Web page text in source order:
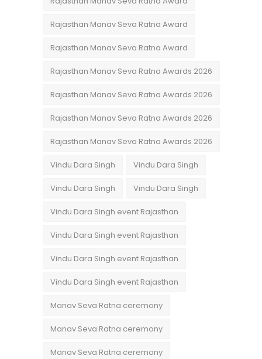
Rajasthan Manav Seva Ratna Award
Rajasthan Manav Seva Ratna Award
Rajasthan Manav Seva Ratna Awards 2026
Rajasthan Manav Seva Ratna Awards 2026
Rajasthan Manav Seva Ratna Awards 2026
Rajasthan Manav Seva Ratna Awards 2026
Vindu Dara Singh Vindu Dara Singh
Vindu Dara Singh Vindu Dara Singh
Vindu Dara Singh event Rajasthan
Vindu Dara Singh event Rajasthan
Vindu Dara Singh event Rajasthan
Vindu Dara Singh event Rajasthan
Manav Seva Ratna ceremony
Manav Seva Ratna ceremony
Manav Seva Ratna ceremony